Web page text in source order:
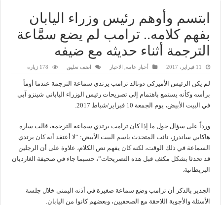
ابتسم وأوهم رئيس وزراء اليابان
بفهم كلامه.. ترامب لم يضع سمَّاعة
الترجمة أثناء حديثه مع ضيفه
11 فبراير، 2017 أخبار عامه, الاخبار اضف تعليق 178 زيارة
لم يكن الرئيس الأميركي دونالد ترامب يرتدي سماعة الترجمة عندما أومأ
برأسه وكأنه يستمع باهتمام إلى تصريحات رئيس الوزراء الياباني شينزو آبي
في البيت الأبيض، يوم الجمعة 10 فبراير/شباط 2017.
ورداً على سؤال حول ما إذا كان ترامب يرتدي سماعة الترجمة، قالت سارة
هاكابي ساندرز، نائب المتحدث باسم البيت الأبيض: “لا أعتقد أنه كان يرتدي
السماعة في ذلك الوقت، لكنه كان يفهم نص الكلام، علاوة على أن الرجلين
قد تحدثا بشكل مكثف قبل هذه التصريحات”، حسبما جاء في صحيفة الغارديان
البريطانية.
الجدير بالذكر أن ترامب وضع سماعة صغيرة في أذنه اليمنى خلال جلسة
الأسئلة والأجوبة اللاحقة مع الصحفيين، وبعضهم كانوا من اليابان.